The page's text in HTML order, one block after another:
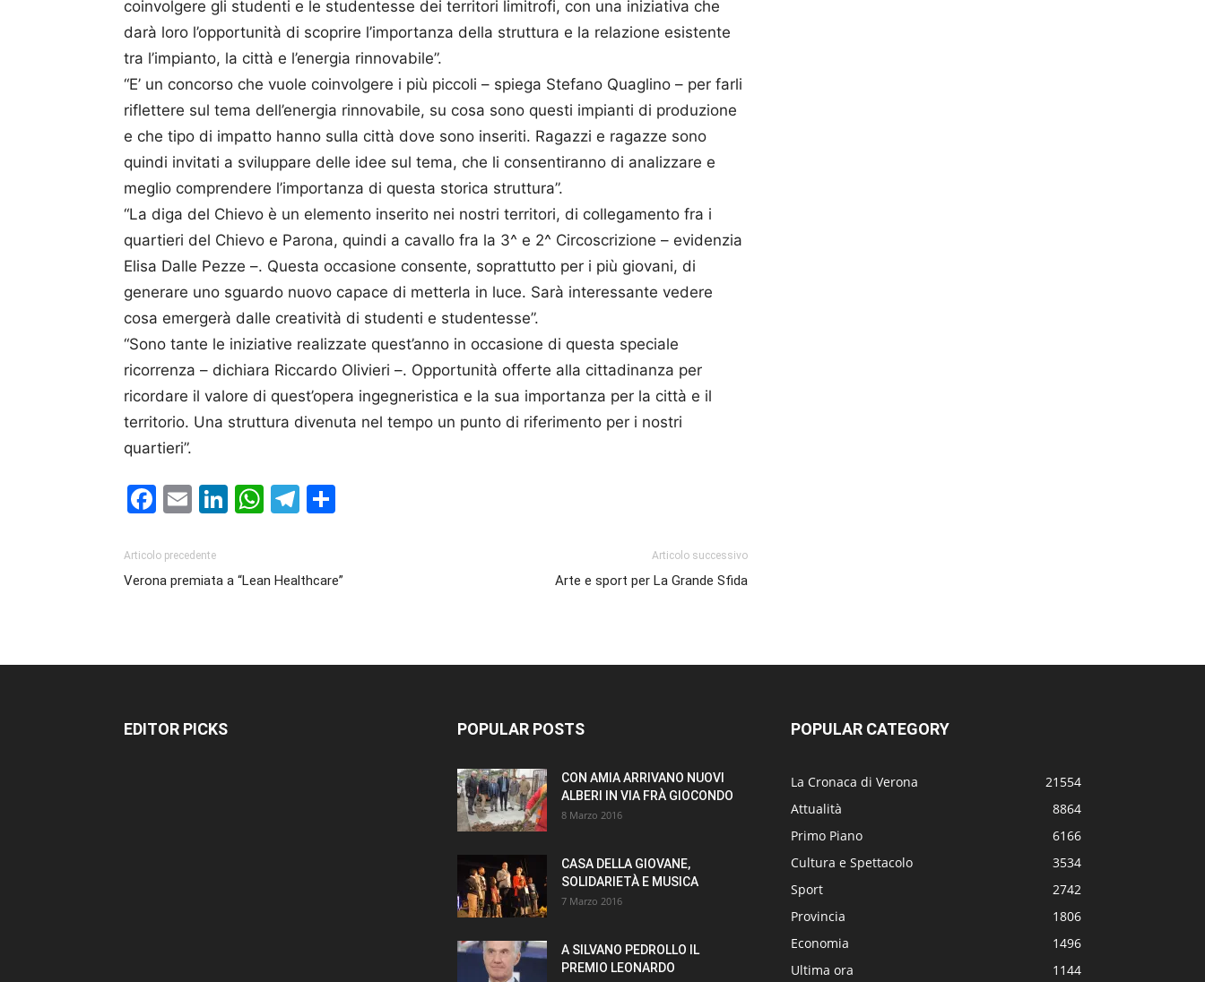
coinvolgere gli studenti e le studentesse dei territori limitrofi, con una iniziativa che
darà loro l’opportunità di scoprire l’importanza della struttura e la relazione esistente
tra l’impianto, la città e l’energia rinnovabile”.
“E’ un concorso che vuole coinvolgere i più piccoli – spiega Stefano Quaglino – per farli
riflettere sul tema dell’energia rinnovabile, su cosa sono questi impianti di produzione
e che tipo di impatto hanno sulla città dove sono inseriti. Ragazzi e ragazze sono
quindi invitati a sviluppare delle idee sul tema, che li consentiranno di analizzare e
meglio comprendere l’importanza di questa storica struttura”.
“La diga del Chievo è un elemento inserito nei nostri territori, di collegamento fra i
quartieri del Chievo e Parona, quindi a cavallo fra la 3^ e 2^ Circoscrizione – evidenzia
Elisa Dalle Pezze –. Questa occasione consente, soprattutto per i più giovani, di
generare uno sguardo nuovo capace di metterla in luce. Sarà interessante vedere
cosa emergerà dalle creatività di studenti e studentesse”.
“Sono tante le iniziative realizzate quest’anno in occasione di questa speciale
ricorrenza – dichiara Riccardo Olivieri –. Opportunità offerte alla cittadinanza per
ricordare il valore di quest’opera ingegneristica e la sua importanza per la città e il
territorio. Una struttura divenuta nel tempo un punto di riferimento per i nostri
quartieri”.
Facebook
EmailLinkedIn
WhatsApp
Telegram
Articolo precedente
Verona premiata a “Lean Healthcare”
Articolo successivo
Arte e sport per La Grande Sfida
EDITOR PICKS POPULAR POSTS
CON AMIA ARRIVANO NUOVI
ALBERI IN VIA FRÀ GIOCONDO
8 Marzo 2016
CASA DELLA GIOVANE,
SOLIDARIETÀ E MUSICA
7 Marzo 2016
A SILVANO PEDROLLO IL
PREMIO LEONARDO
POPULAR CATEGORY
La Cronaca di Verona
21554
Attualità
8864
Primo Piano
6166
Cultura e Spettacolo
3534
Sport
2742
Provincia
1806
Economia
1496
Ultima ora
1144